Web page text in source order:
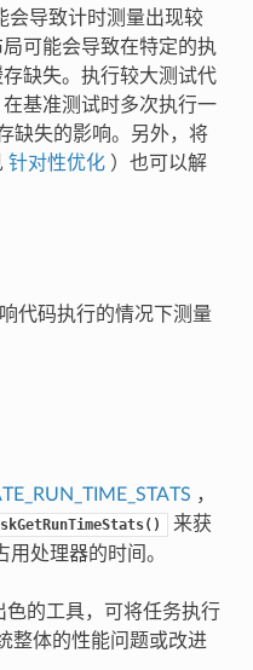
会导致计时测量出现较
可能会导致在特定的执
缺失。执行较大测试代
基准测试时多次执行一
缺失的影响。另外，将
针对性优化）也可以解
代码执行的情况下测量
，
来获
用处理器的时间。
色的工具，可将任务执行
整体的性能问题或改进